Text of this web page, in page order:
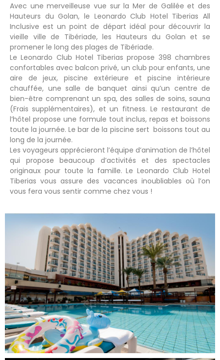
Avec une merveilleuse vue sur la Mer de Galilée et des
Hauteurs du Golan, le Leonardo Club Hotel Tiberias All
Inclusive est un point de départ idéal pour découvrir la
vieille ville de Tibériade, les Hauteurs du Golan et se
promener le long des plages de Tibériade.
Le Leonardo Club Hotel Tiberias propose 398 chambres
confortables avec balcon privé, un club pour enfants, une
aire de jeux, piscine extérieure et piscine intérieure
chauffée, une salle de banquet ainsi qu’un centre de
bien-être comprenant un spa, des salles de soins, sauna
(Frais supplémentaires), et un fitness. Le restaurant de
l’hôtel propose une formule tout inclus, repas et boissons
toute la journée. Le bar de la piscine sert boissons tout au
long de la journée.
Les voyageurs apprécieront l’équipe d’animation de l’hôtel
qui propose beaucoup d’activités et des spectacles
originaux pour toute la famille. Le Leonardo Club Hotel
Tiberias vous assure des vacances inoubliables où l’on
vous fera vous sentir comme chez vous !